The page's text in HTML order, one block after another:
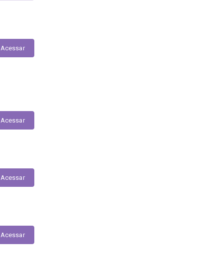
Acessar
Acessar
Acessar
Acessar